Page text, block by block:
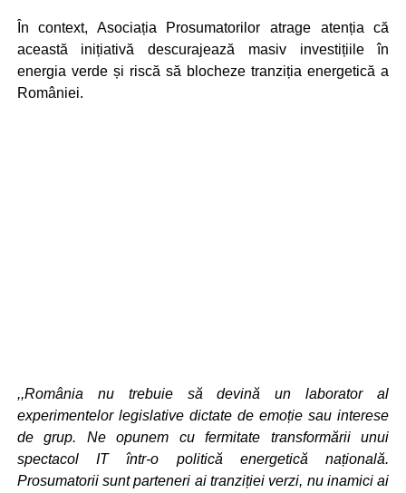
În context, Asociația Prosumatorilor atrage atenția că
această inițiativă descurajează masiv investițiile în
energia verde și riscă să blocheze tranziția energetică a
României.
,,România nu trebuie să devină un laborator al
experimentelor legislative dictate de emoție sau interese
de grup. Ne opunem cu fermitate transformării unui
spectacol IT într-o politică energetică națională.
Prosumatorii sunt parteneri ai tranziției verzi, nu inamici ai